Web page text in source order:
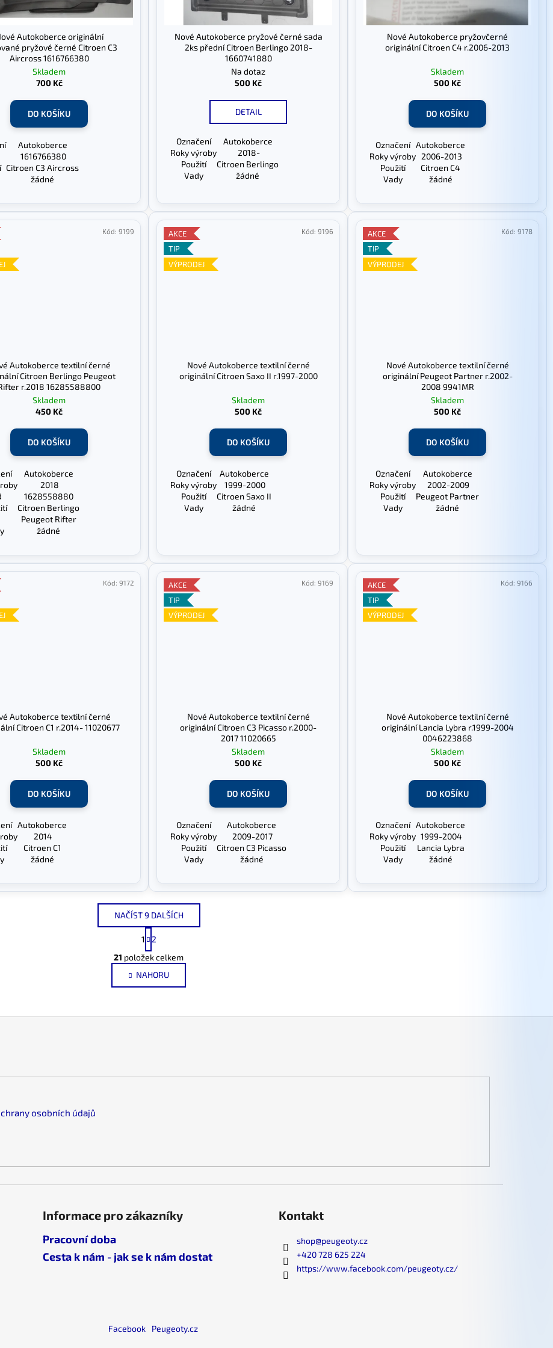
Autokoberce originální
pryžové černé Citroen C3
Aircross 1616766380
Skladem
700 Kč
DO KOŠÍKU
Autokoberce
1616766380
Citroen C3 Aircross
žádné
Nové Autokoberce pryžové černé sada
2ks přední Citroen Berlingo 2018-
1660741880
Na dotaz
500 Kč
DETAIL
Označení
Autokoberce
Roky výroby
2018-
Použití
Citroen Berlingo
Vady
žádné
Nové Autokoberce pryžovčerné
originální Citroen C4 r.2006-2013
Skladem
500 Kč
DO KOŠÍKU
Označení Autokoberce
Roky výroby 2006-2013
Použití
Citroen C4
Vady
žádné
Autokoberce textilní černé
Citroen Berlingo Peugeot
r.2018 16285588800
Skladem
450 Kč
DO KOŠÍKU
Autokoberce
2018
1628558880
Citroen Berlingo
Peugeot Rifter
žádné
Kód: 9199
AKCE
TIP
VÝPRODEJ
Nové Autokoberce textilní černé
originální Citroen Saxo II r.1997-2000
Skladem
500 Kč
DO KOŠÍKU
Označení
Autokoberce
Roky výroby
1999-2000
Použití
Citroen Saxo II
Vady
žádné
Kód: 9196
AKCE
TIP
VÝPRODEJ
Nové Autokoberce textilní černé
originální Peugeot Partner r.2002-
2008 9941MR
Skladem
500 Kč
DO KOŠÍKU
Označení
Autokoberce
Roky výroby
2002-2009
Použití
Peugeot Partner
Vady
žádné
Kód: 9178
Autokoberce textilní černé
Citroen C1 r.2014- 11020677
Skladem
500 Kč
DO KOŠÍKU
Autokoberce
2014
Citroen C1
žádné
Kód: 9172
AKCE
TIP
VÝPRODEJ
Nové Autokoberce textilní černé
originální Citroen C3 Picasso r.2000-
2017 11020665
Skladem
500 Kč
DO KOŠÍKU
Označení
Autokoberce
Roky výroby
2009-2017
Použití
Citroen C3 Picasso
Vady
žádné
Kód: 9169
AKCE
TIP
VÝPRODEJ
Nové Autokoberce textilní černé
originální Lancia Lybra r.1999-2004
0046223868
Skladem
500 Kč
DO KOŠÍKU
Označení Autokoberce
Roky výroby 1999-2004
Použití
Lancia Lybra
Vady
žádné
Kód: 9166
O
v
l
á
a
i
u
NAČÍST 9 DALŠÍCH
S
t
r
á
n
k
1
2
21 položek celkem
NAHORU
osobních údajů
Informace pro zákazníky
Pracovní doba
Cesta k nám - jak se k nám dostat
Kontakt
shop@peugeoty.cz
+420 728 625 224
https://www.facebook.com/peugeoty.cz/
Facebook Peugeoty.cz